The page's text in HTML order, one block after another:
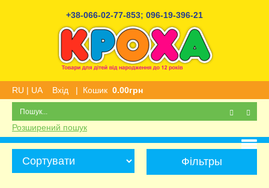
+38-066-02-77-853; 096-19-396-21
RU | UA Вхід | Кошик 0.00грн
Розширений пошук
Фільтры